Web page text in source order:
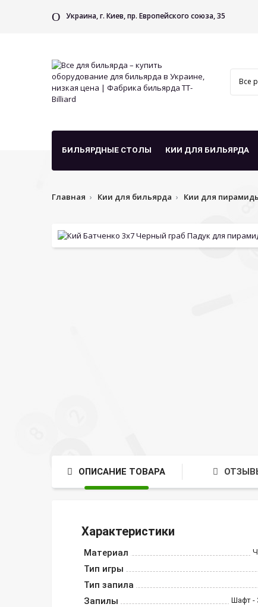
Украина, г. Киев, пр. Европейского союза, 35
БИЛЬЯРДНЫЕ СТОЛЫ КИИ ДЛЯ БИЛЬЯРДА
Главная Кии для бильярда Кии для
ОПИСАНИЕ ТОВАРА
Характеристики
Материал
Тип игры
Тип запила
Запилы Шафт -